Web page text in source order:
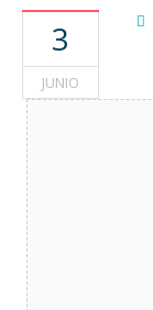
3
JUNIO